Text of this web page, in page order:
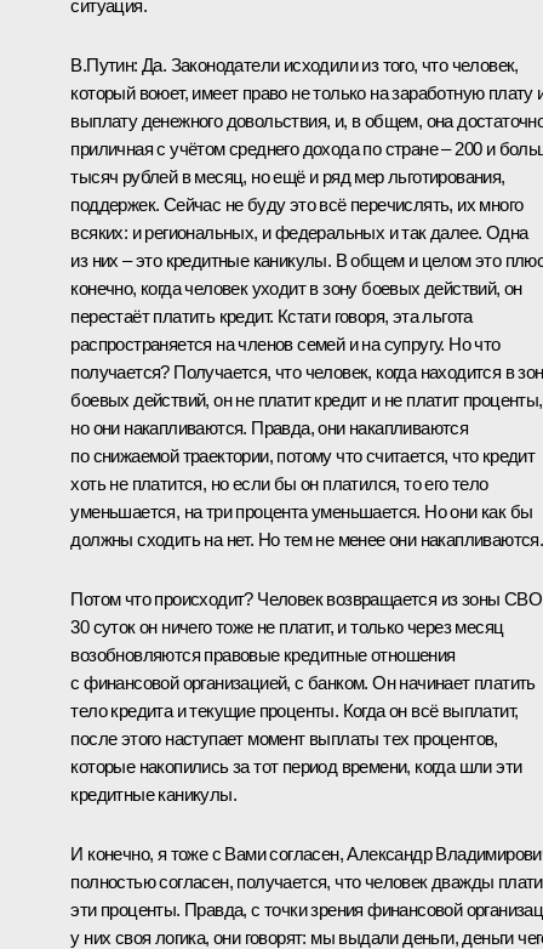
ситуация.
В.Путин: Да. Законодатели исходили из того, что человек,
который воюет, имеет право не только на заработную плату
выплату денежного довольствия, и, в общем, она
приличная с учётом среднего дохода по стране – 200 и
тысяч рублей в месяц, но ещё и ряд мер льготирования,
поддержек. Сейчас не буду это всё перечислять, их много
всяких: и региональных, и федеральных и так далее. Одна
из них – это кредитные каникулы. В общем и целом это
конечно, когда человек уходит в зону боевых действий, он
перестаёт платить кредит. Кстати говоря, эта льгота
распространяется на членов семей и на супругу. Но что
получается? Получается, что человек, когда находится в
боевых действий, он не платит кредит и не платит проценты,
но они накапливаются. Правда, они накапливаются
по снижаемой траектории, потому что считается, что кредит
хоть не платится, но если бы он платился, то его тело
уменьшается, на три процента уменьшается. Но они как бы
должны сходить на нет. Но тем не менее они накапливаются.
Потом что происходит? Человек возвращается из зоны
30 суток он ничего тоже не платит, и только через месяц
возобновляются правовые кредитные отношения
с финансовой организацией, с банком. Он начинает платить
тело кредита и текущие проценты. Когда он всё выплатит,
после этого наступает момент выплаты тех процентов,
которые накопились за тот период времени, когда шли эти
кредитные каникулы.
И конечно, я тоже с Вами согласен, Александр
полностью согласен, получается, что человек дважды
эти проценты. Правда, с точки зрения финансовой
у них своя логика, они говорят: мы выдали деньги, деньги